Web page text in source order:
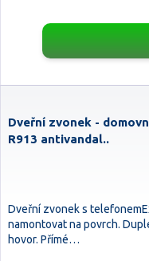
Dveřní zvonek -
R913 antivandal..
Dveřní zvonek s
namontovat na povrch.
hovor. Přímé…